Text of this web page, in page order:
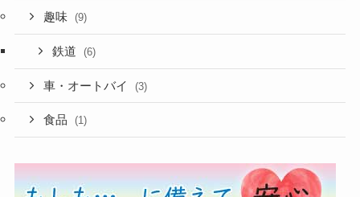
趣味 (9)
鉄道 (6)
車・オートバイ (3)
食品 (1)